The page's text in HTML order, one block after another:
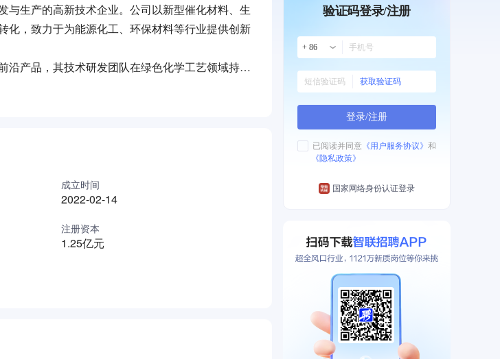
与生产的高新技术企业。公司以新型催化材料、生
化，致力于为能源化工、环保材料等行业提供创新
沿产品，其技术研发团队在绿色化学工艺领域持续
与检测实验室，严格遵循安全生产及环保管理体
，为可持续发展贡献科技力量。
成立时间
2022-02-14
注册资本
1.25亿元
验证码登录/注册
+ 86
获取验证码
登录/注册
已阅读并同意 《用户服务协议》 和
《隐私政策》
国家网络身份认证登录